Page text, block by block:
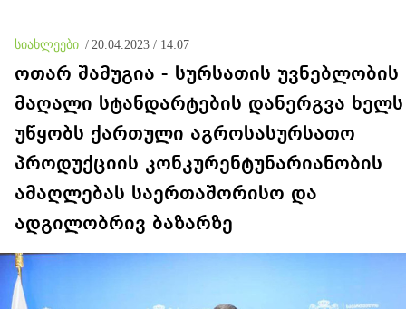
სიახლეები / 20.04.2023 / 14:07
ოთარ შამუგია - სურსათის უვნებლობის
მაღალი სტანდარტების დანერგვა ხელს
უწყობს ქართული აგროსასურსათო
პროდუქციის კონკურენტუნარიანობის
ამაღლებას საერთაშორისო და
ადგილობრივ ბაზარზე